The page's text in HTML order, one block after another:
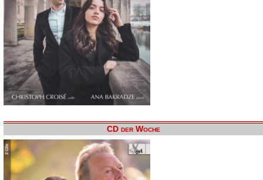
CD der Woche